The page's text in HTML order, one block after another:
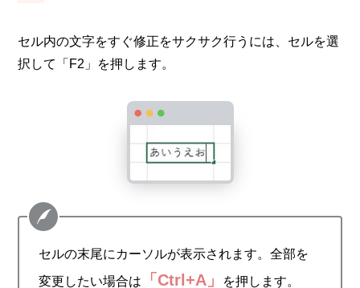
セル内の文字をすぐ修正をサクサク行うには、セルを選
択して「F2」を押します。
セルの末尾にカーソルが表示されます。全部を
変更したい場合は
「Ctrl+A」 を押します。